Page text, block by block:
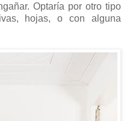
Optaría por otro tipo
hojas, o con alguna